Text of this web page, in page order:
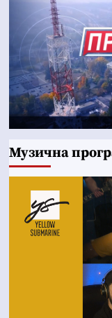
Музична